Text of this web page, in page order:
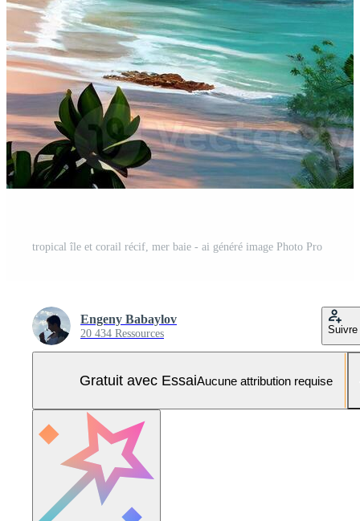
tropical île et corail récif, mer baie - ai généré image Photo Pro
Engeny Babaylov
20 434 Ressources Suivre
Gratuit avec EssaiAucune attribution requise